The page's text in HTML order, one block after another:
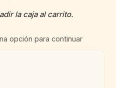
la caja al carrito.
opción para continuar